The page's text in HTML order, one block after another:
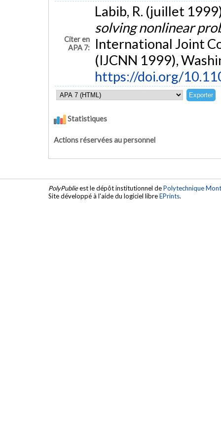
Citer en
APA 7:
Labib, R. (juillet
solving nonlinear
International Joint
(IJCNN 1999),
https://doi.org/
Statistiques
Actions réservées au personnel
PolyPublieest le dépôt institutionnel dePolytechnique
Site développé à l'aide du logiciel libreEPrints.